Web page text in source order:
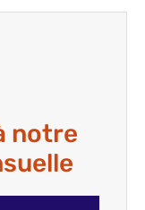
notre